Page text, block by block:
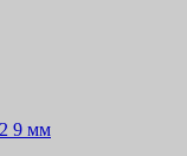
9 мм